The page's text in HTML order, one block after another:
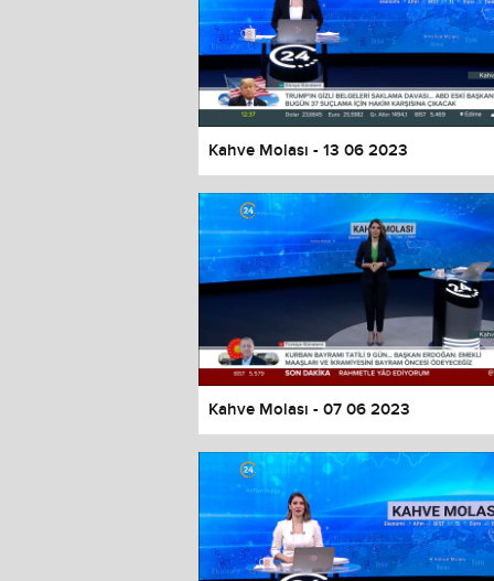
Kahve Molası - 13 06 2023
Kahve Molası - 07 06 2023